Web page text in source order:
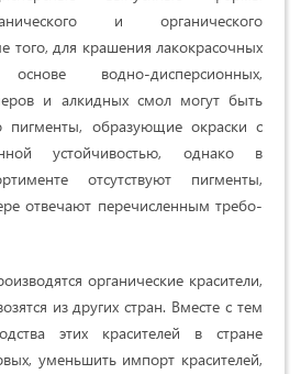
и орга­нического
того, для крашения лакокрасочных
водно-дисперсионных,
и алкидных смол могут быть
пигменты, образующие окраски с
устойчивостью, однако в
от­сутствуют пигменты,
отвечают перечисленным требо­
органические красители,
из других стран. Вместе с тем
этих красителей в стране
уменьшить импорт красителей,